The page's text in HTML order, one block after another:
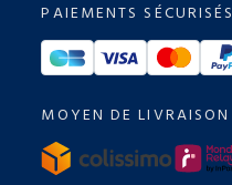
PAIEMENTS SÉCURISÉS
MOYEN DE LIVRAISON